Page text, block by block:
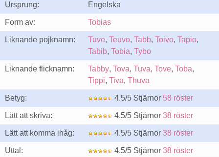
Ursprung: Engelska
Form av: Tobias
Liknande pojknamn: Tuve, Teuvo, Tabb, Toivo, Tapio,
Tabib, Tobia, Tybo
Liknande flicknamn: Tabby, Tova, Tuva, Tove, Toba,
Tippi, Tiva, Thuva
Betyg: 4.5/5 Stjärnor 58 röster
Lätt att skriva: 4.5/5 Stjärnor 38 röster
Lätt att komma ihåg: 4.5/5 Stjärnor 38 röster
Uttal: 4.5/5 Stjärnor 38 röster